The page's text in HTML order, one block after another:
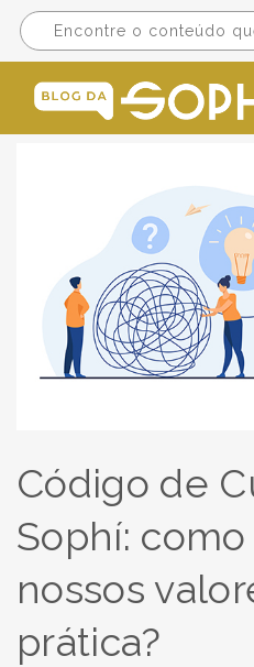
Código de
Sophí:
nossos
prática?